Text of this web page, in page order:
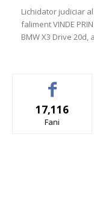
Lichidator judiciar al
faliment VINDE
BMW X3 Drive 20d,
17,116
Fani